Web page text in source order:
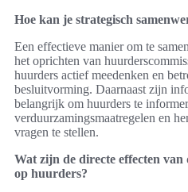
Hoe kan je strategisch
Een effectieve manier om te
het oprichten van
huurders actief meedenken en
besluitvorming. Daarnaast zijn
belangrijk om huurders te
verduurzamingsmaatregelen en
vragen te stellen.
Wat zijn de directe effecten
op huurders?